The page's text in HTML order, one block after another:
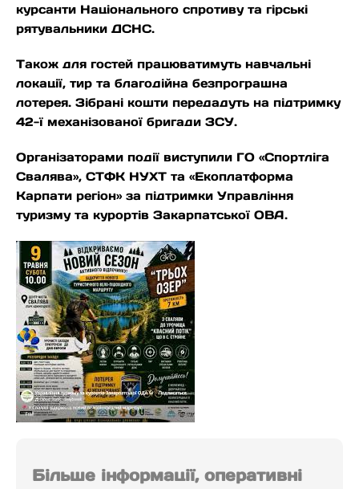
курсанти Національного спротиву та гірські
рятувальники ДСНС.
Також для гостей працюватимуть навчальні
локації, тир та благодійна безпрограшна
лотерея. Зібрані кошти передадуть на підтримку
42-ї механізованої бригади ЗСУ.
Організаторами події виступили ГО «Спортліга
Свалява», СТФК НУХТ та «Екоплатформа
Карпати регіон» за підтримки Управління
туризму та курортів Закарпатської ОВА.
Більше інформації, оперативні